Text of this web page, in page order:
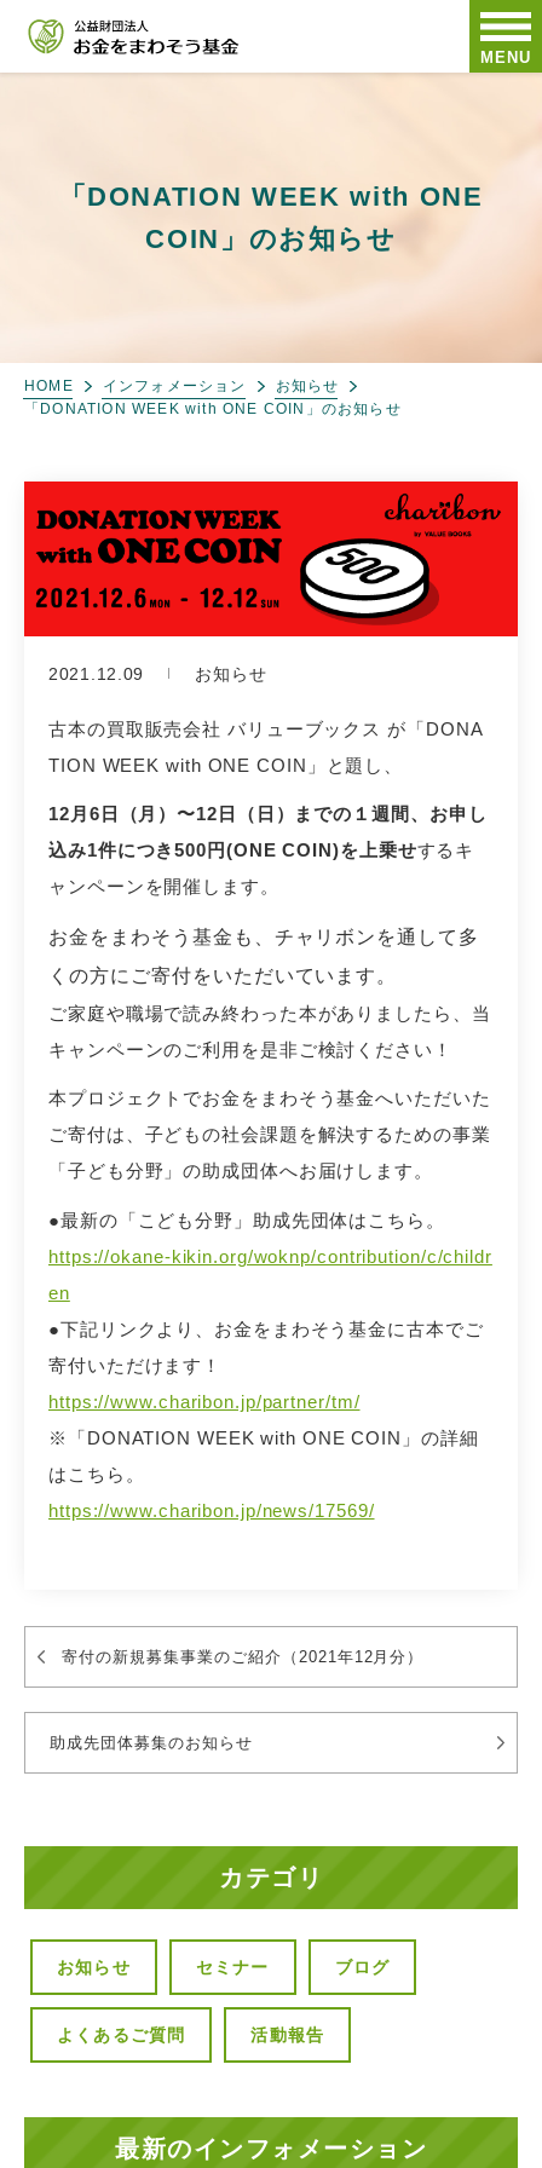
MENU
「DONATION WEEK with ONE
COIN」のお知らせ
HOME インフォメーション
お知らせ
「DONATION WEEK with ONE COIN」のお知らせ
2021.12.09 お知らせ
古本の買取販売会社 バリューブックス が「DONA
TION WEEK with ONE COIN」と題し、
12月6日（月）〜12日（日）までの１週間、お申し
込み1件につき500円(ONE COIN)を上乗せするキ
ャンペーンを開催します。
お金をまわそう基金も、チャリボンを通して多
くの方にご寄付をいただいています。
ご家庭や職場で読み終わった本がありましたら、当
キャンペーンのご利用を是非ご検討ください！
本プロジェクトでお金をまわそう基金へいただいた
ご寄付は、子どもの社会課題を解決するための事業
「子ども分野」の助成団体へお届けします。
●最新の「こども分野」助成先団体はこちら。
https://okane-kikin.org/woknp/contribution/c/childr
en
●下記リンクより、お金をまわそう基金に古本でご
寄付いただけます！
https://www.charibon.jp/partner/tm/
※「DONATION WEEK with ONE COIN」の詳細
はこちら。
https://www.charibon.jp/news/17569/
寄付の新規募集事業のご紹介（2021年12月分）
助成先団体募集のお知らせ
カテゴリ
お知らせ セミナー ブログ
よくあるご質問 活動報告
最新のインフォメーション